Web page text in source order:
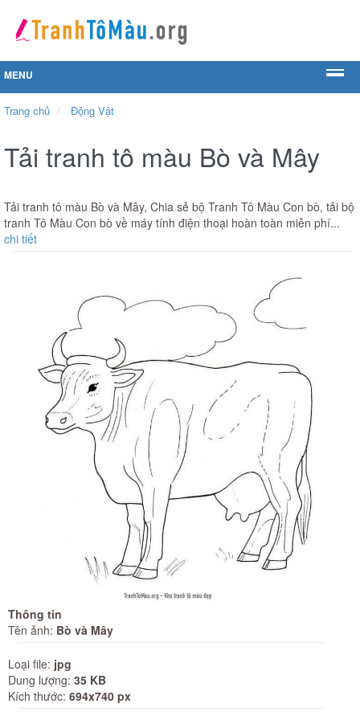
MENU
Trang chủ Động Vật
Tải tranh tô màu Bò và Mây
Tải tranh tô màu Bò và Mây, Chia sẻ bộ Tranh Tô Màu Con bò, tải bộ
tranh Tô Màu Con bò về máy tính điện thoại hoàn toàn miễn phí...
chi tiết
Thông tin
Tên ảnh: Bò và Mây
Loại file: jpg
Dung lượng: 35 KB
Kích thước: 694x740 px